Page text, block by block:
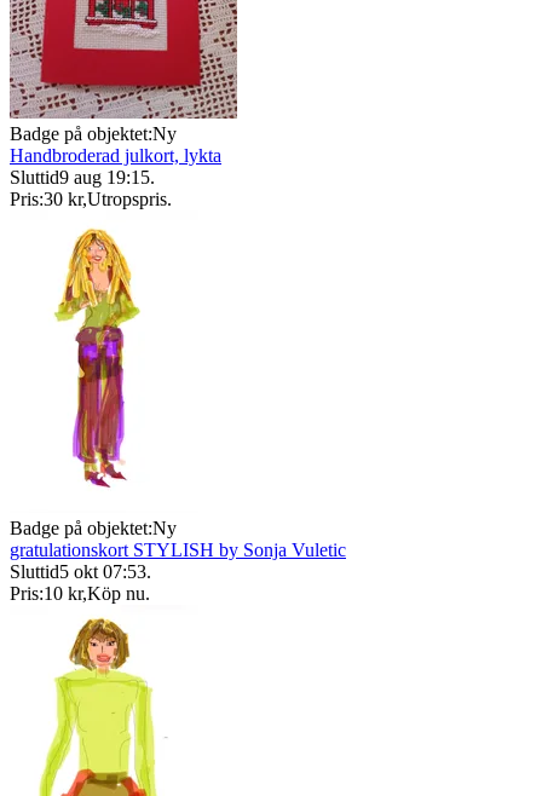
Badge på objektet:Ny
Handbroderad julkort, lykta
Sluttid9 aug 19:15.
Pris:30 kr,Utropspris.
Badge på objektet:Ny
gratulationskort STYLISH by Sonja Vuletic
Sluttid5 okt 07:53.
Pris:10 kr,Köp nu.